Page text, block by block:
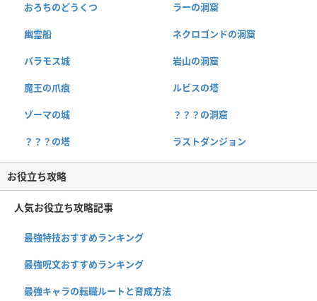
おろちのどうくつ ラーの洞窟
幽霊船 ネクロゴンドの洞窟
バラモス城 岩山の洞窟
魔王の爪痕 ルビスの塔
ゾーマの城 ？？？の洞窟
？？？の塔 ラストダンジョン
お役立ち攻略
人気お役立ち攻略記事
最強特技おすすめランキング
最強呪文おすすめランキング
最強キャラの転職ルートと育成方法